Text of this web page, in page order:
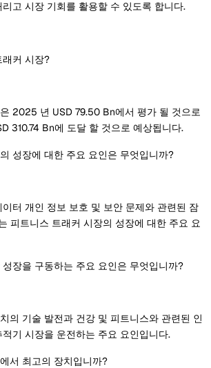
고 시장 기회를 활용할 수 있도록 합니다.
래커 시장?
2025 년 USD 79.50 Bn에서 평가 될 것으로
310.74 Bn에 도달 할 것으로 예상됩니다.
성장에 대한 주요 요인은 무엇입니까?
터 개인 정보 보호 및 보안 문제와 관련된 잠
피트니스 트래커 시장의 성장에 대한 주요 요
장을 구동하는 주요 요인은 무엇입니까?
의 기술 발전과 건강 및 피트니스와 관련된 인
기 시장을 운전하는 주요 요인입니다.
서 최고의 장치입니까?